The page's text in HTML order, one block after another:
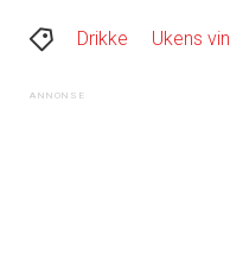
Drikke Ukens vin